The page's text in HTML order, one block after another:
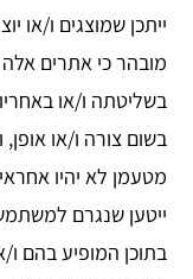
ייתכן שמוצגים ו/או
מובהר כי אתרים
בשליטתה ו/או
בשום צורה ו/או
מטעמן לא יהיו
ייטען שנגרם
בתוכן המופיע בהם